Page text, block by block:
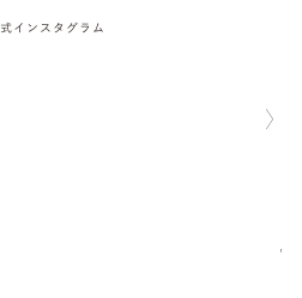
インスタグラム